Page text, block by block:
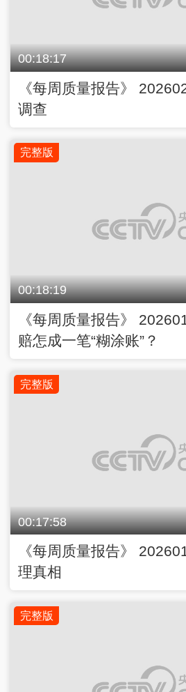
00:18:17
《每周质量报告》
调查
完整版
00:18:19
《每周质量报告》
赔怎成一笔“糊涂账”？
完整版
00:17:58
《每周质量报告》
理真相
完整版